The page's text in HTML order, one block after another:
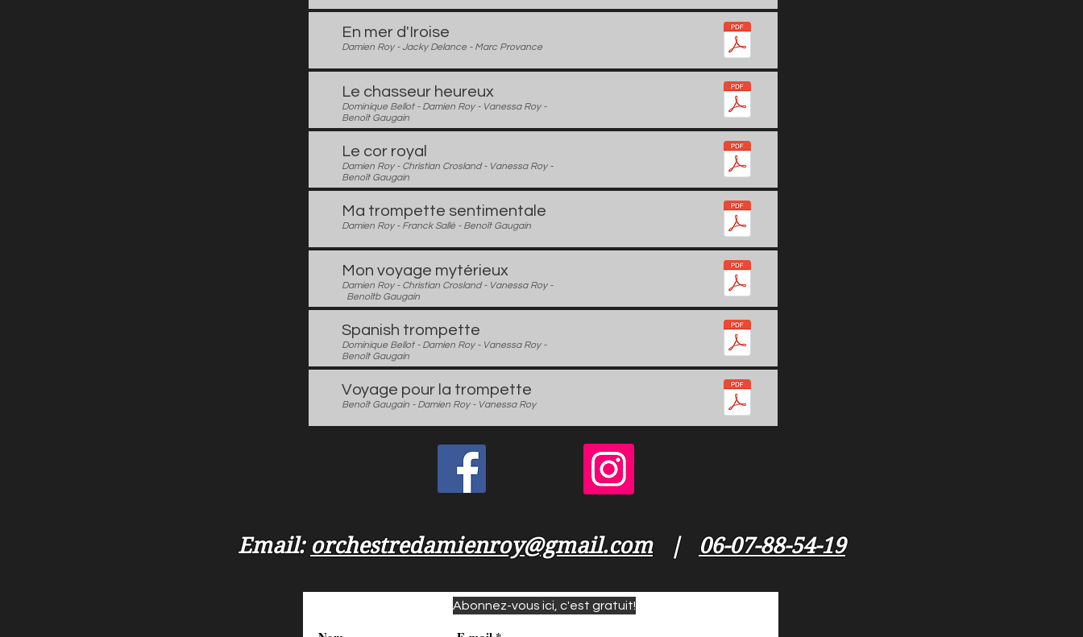
En mer d'Iroise
Damien Roy - Jacky Delance - Marc Provance
Le chasseur heureux
Dominique Bellot - Damien Roy - Vanessa Roy -
Benoît Gaugain
Le cor royal
Damien Roy - Christian Crosland - Vanessa Roy -
Benoît Gaugain
Ma trompette sentimentale
Damien Roy - Franck Sallé - Benoît Gaugain
Mon voyage mytérieux
Damien Roy - Christian Crosland - Vanessa Roy -
Benoîtb Gaugain
Spanish trompette
Dominique Bellot - Damien Roy - Vanessa Roy -
Benoît Gaugain
Voyage pour la trompette
Benoît Gaugain - Damien Roy - Vanessa Roy
Email: orchestredamienroy@gmail.com| 06-07-88-54-19
Abonnez-vous ici, c'est gratuit!